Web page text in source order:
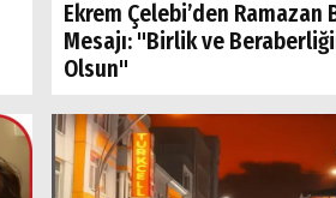
Ekrem Çelebi’den Ramazan
Mesajı: "Birlik ve
Olsun"